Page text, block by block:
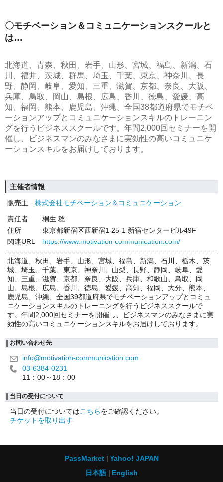
〇モチベーション＆コミュニケーションスクールと
は…
北海道、青森、秋田、岩手、山形、宮城、福島、新潟、石
川、福井、茨城、群馬、埼玉、千葉、東京、神奈川、長
野、静岡、岐阜、愛知、三重、滋賀、京都、奈良、大阪、
兵庫、鳥取、岡山、島根、広島、香川、徳島、愛媛、高
知、福岡、熊本、鹿児島、沖縄、全国38都道府県でモチベ
ーションアップとコミュニケーションスキルのトレーニン
グを行うビジネススクールです。年間2,000回セミナーを開
催し、ビジネスマンのみなさまに実効性の高いコミュニケ
ーションスキルをお届けしております。
主催者情報
販売主
株式会社モチベーション＆コミュニケーション
責任者
桐生 稔
住所
東京都新宿区西新宿1-25-1 新宿センタービル49F
関連URL
https://www.motivation-communication.com/
北海道、秋田、岩手、山形、宮城、福島、新潟、石川、栃木、茨
城、埼玉、千葉、東京、神奈川、山梨、長野、静岡、岐阜、愛
知、三重、滋賀、京都、奈良、大阪、兵庫、和歌山、鳥取、岡
山、島根、広島、香川、徳島、愛媛、高知、福岡、大分、熊本、
鹿児島、沖縄、全国39都道府県でモチベーションアップとコミュ
ニケーションスキルのトレーニングを行うビジネススクールで
す。年間2,000回セミナーを開催し、ビジネスマンのみなさまに実
効性の高いコミュニケーションスキルをお届けしております。
お問い合わせ先
info@motivation-communication.com
03-6384-0231
11：00～18：00
当日の受付について
当日の受付についてはこちらをご確認ください。
チケットを取り出す
PassMarket
Yahoo! JAPAN
日本語
English